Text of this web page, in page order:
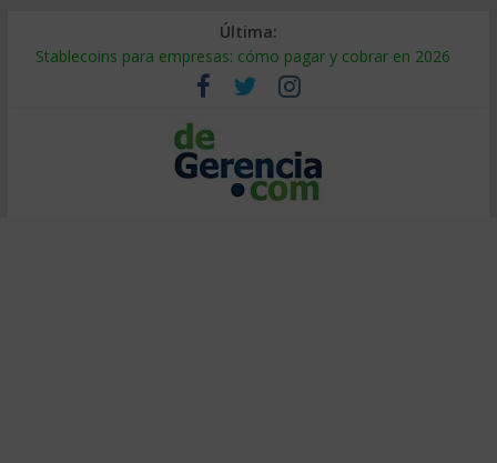
Última:
Stablecoins para empresas: cómo pagar y cobrar en 2026
Despido silencioso: qué es y por qué sale tan caro
IA en selección de personal: cómo auditarla a tiempo
Trabajo forzoso en la cadena de suministro: qué hacer
Mercado hispano de EE. UU.: cómo segmentarlo y venderle